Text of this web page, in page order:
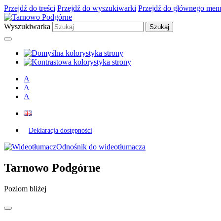
Przejdź do treści Przejdź do wyszukiwarki Przejdź do głównego
Wyszukiwarka
A
A
A
Deklaracja dostępności
Odnośnik do wideotłumacza
Tarnowo Podgórne
Poziom bliżej